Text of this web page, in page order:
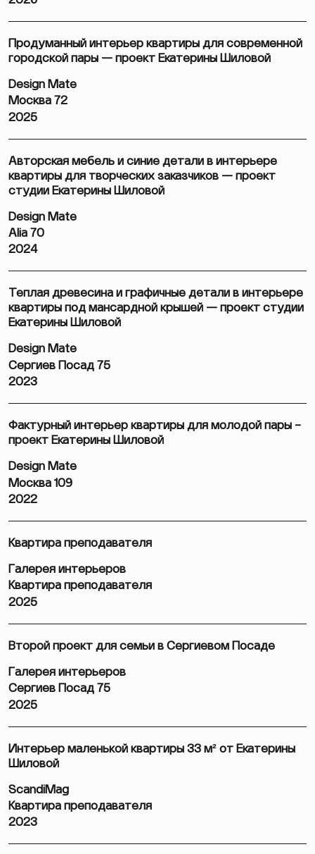
Продуманный интерьер квартиры для современной
городской пары — проект Екатерины Шиловой
Design Mate
Москва 72
2025
Авторская мебель и синие детали в интерьере
квартиры для творческих заказчиков — проект
студии Екатерины Шиловой
Design Mate
Alia 70
2024
Теплая древесина и графичные детали в интерьере
квартиры под мансардной крышей — проект студии
Екатерины Шиловой
Design Mate
Сергиев Посад 75
2023
Фактурный интерьер квартиры для молодой пары –
проект Екатерины Шиловой
Design Mate
Москва 109
2022
Квартира преподавателя
Галерея интерьеров
Квартира преподавателя
2025
Второй проект для семьи в Сергиевом Посаде
Галерея интерьеров
Сергиев Посад 75
2025
Интерьер маленькой квартиры 33 м² от Екатерины
Шиловой
ScandiMag
Квартира преподавателя
2023